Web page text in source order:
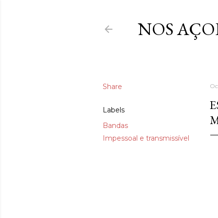
NOS
Share
Labels
Bandas
Impessoal e transmissível